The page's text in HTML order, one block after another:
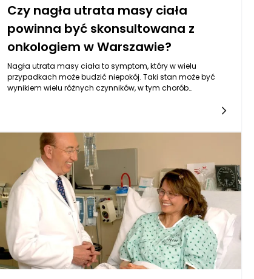
Czy nagła utrata masy ciała
powinna być skonsultowana z
onkologiem w Warszawie?
Nagła utrata masy ciała to symptom, który w wielu
przypadkach może budzić niepokój. Taki stan może być
wynikiem wielu różnych czynników, w tym chorób
nieprzewidziana utrata masy ciała może być jednym z
pierwszych sygnałów wskazujących na rozwój nowotworu.
Dlatego ważne jest, aby w przypadku nagłej utraty masy
ciała skonsultować się z onkologiem. W Warszawie
dostępnych jest wiele specjalistów gotowych nie tylko
udzielić fachowej porady, ale także zlecić odpowiednie
badania diagnostyczne.